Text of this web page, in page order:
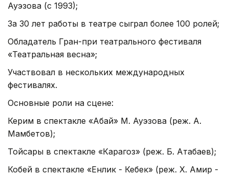
Ауэзова (с 1993);
За 30 лет работы в театре сыграл более 100 ролей;
Обладатель Гран-при театрального фестиваля
«Театральная весна»;
Участвовал в нескольких международных
фестивалях.
Основные роли на сцене:
Керим в спектакле «Абай» М. Ауэзова (реж. А.
Мамбетов);
Тойсары в спектакле «Карагоз» (реж. Б. Атабаев);
Кобей в спектакле «Енлик - Кебек» (реж. Х. Амир -